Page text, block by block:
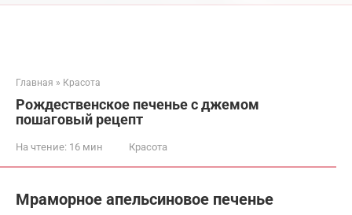
Главная » Красота
Рождественское печенье с джемом
пошаговый рецепт
На чтение: 16 мин Красота
Мраморное апельсиновое печенье